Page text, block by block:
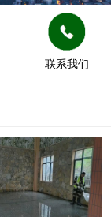
联系我们